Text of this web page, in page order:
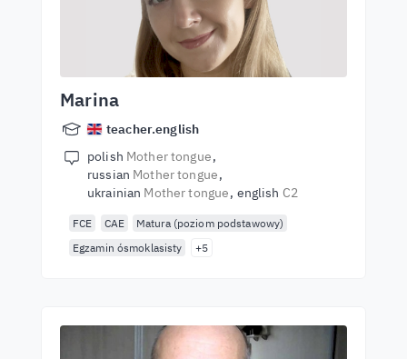
Marina
teacher.english
polish Mother tongue
russian Mother tongue
ukrainian Mother tongue english C2
FCE CAE
Matura (poziom podstawowy)
Egzamin ósmoklasisty
+5